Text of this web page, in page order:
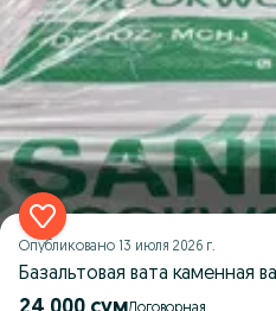
Опубликовано 13 июля 2026 г.
Базальтовая вата каменная
Договорная